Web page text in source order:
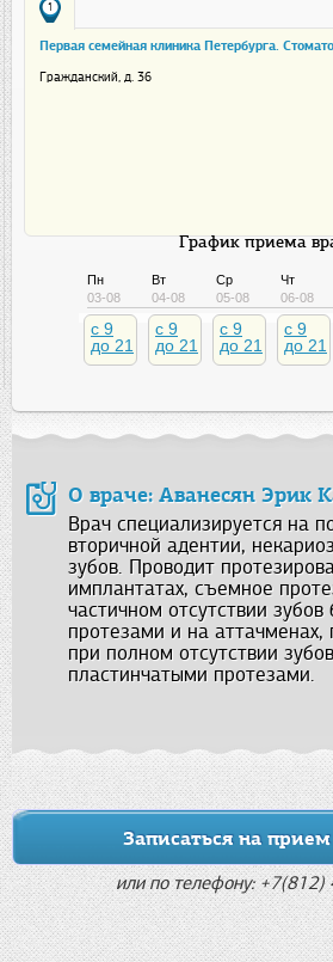
1
Первая семейная клиника Петербурга.
Гражданский, д. 36
График приема
Пн
03-08
c 9
до 21
Вт
04-08
c 9
до 21
Ср
05-08
c 9
до 21
Чт
06-08
c 9
до 21
О враче: Аванесян Эрик
Врач специализируется на
вторичной адентии,
зубов. Проводит
имплантатах, съемное
частичном отсутствии
протезами и на аттачменах,
при полном отсутствии
пластинчатыми протезами.
Записаться на
или по телефону: